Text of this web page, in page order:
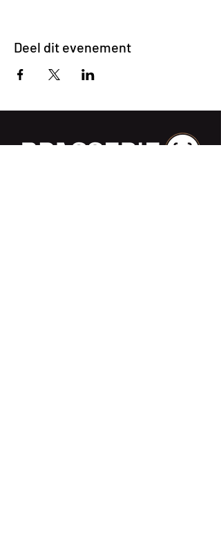
Deel dit evenement